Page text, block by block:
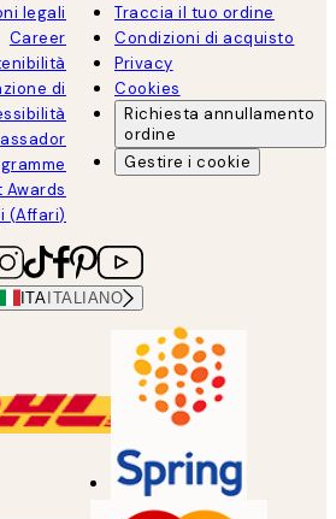
legali
Career
di
Awards
(Affari)
Traccia il tuo ordine
Condizioni di acquisto
Privacy
Cookies
Richiesta annullamento
ordine
Gestire i cookie
ITA ITALIANO